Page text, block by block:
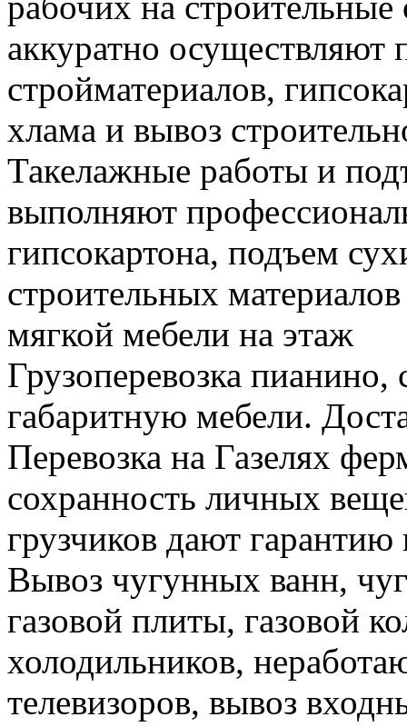
аккуратно осуществляют
стройматериалов,
хлама и вывоз
Такелажные работы и
выполняют
гипсокартона, подъем
строительных
мягкой мебели на этаж
Грузоперевозка
габаритную мебели.
Перевозка на Газелях
сохранность личных
грузчиков дают гарантию
Вывоз чугунных ванн,
газовой плиты, газовой
холодильников,
телевизоров, вывоз